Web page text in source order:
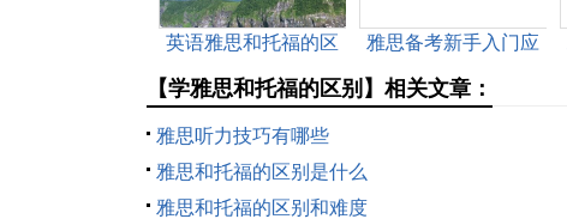
英语雅思和托福的区
雅思备考新手入门应
【学雅思和托福的区别】相关文章：
雅思听力技巧有哪些
雅思和托福的区别是什么
雅思和托福的区别和难度